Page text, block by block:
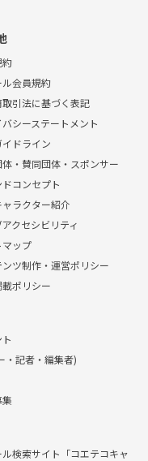
ル会員規約
引法に基づく表記
シーステートメント
ドライン
・賛同団体・スポンサー
コンセプト
ラクター紹介
アクセシビリティ
ップ
ンツ制作・運営ポリシー
ポリシー
・記者・編集者)
検索サイト「コエテコキャ